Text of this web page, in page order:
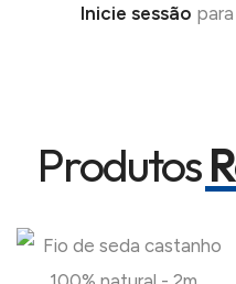
Inicie sessão
Produtos